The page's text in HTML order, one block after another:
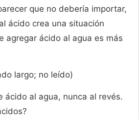
que no debería importar,
ácido crea una situación
agregar ácido al agua es más
largo; no leído)
ácido al agua, nunca al revés.